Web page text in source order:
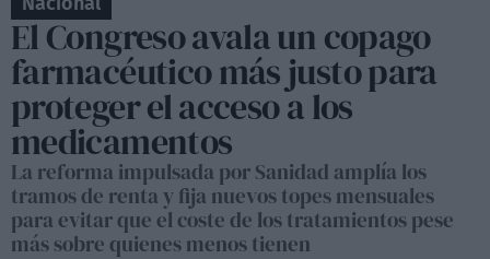
El Congreso avala un copago
farmacéutico más justo para
proteger el acceso a los
medicamentos
La reforma impulsada por Sanidad amplía los
tramos de renta y fija nuevos topes mensuales
para evitar que el coste de los tratamientos pese
más sobre quienes menos tienen